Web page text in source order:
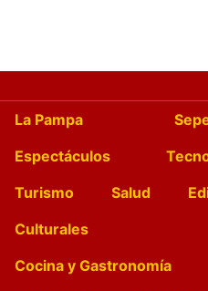
La Pampa
Espectáculos
Turismo
Salud
Culturales
Cocina y Gastronomía